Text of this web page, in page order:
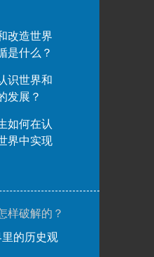
改造世界
是什么？
识世界和
发展？
如何在认
界中实现
样破解的？
的历史观